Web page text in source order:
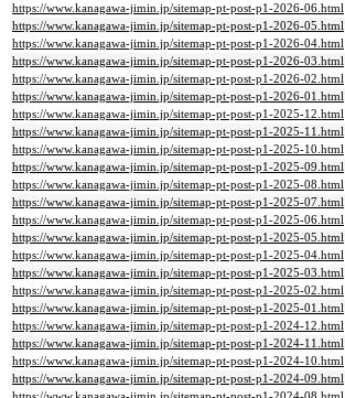
https://www.kanagawa-jimin.jp/sitemap-pt-post-p1-2026-06.html
https://www.kanagawa-jimin.jp/sitemap-pt-post-p1-2026-05.html
https://www.kanagawa-jimin.jp/sitemap-pt-post-p1-2026-04.html
https://www.kanagawa-jimin.jp/sitemap-pt-post-p1-2026-03.html
https://www.kanagawa-jimin.jp/sitemap-pt-post-p1-2026-02.html
https://www.kanagawa-jimin.jp/sitemap-pt-post-p1-2026-01.html
https://www.kanagawa-jimin.jp/sitemap-pt-post-p1-2025-12.html
https://www.kanagawa-jimin.jp/sitemap-pt-post-p1-2025-11.html
https://www.kanagawa-jimin.jp/sitemap-pt-post-p1-2025-10.html
https://www.kanagawa-jimin.jp/sitemap-pt-post-p1-2025-09.html
https://www.kanagawa-jimin.jp/sitemap-pt-post-p1-2025-08.html
https://www.kanagawa-jimin.jp/sitemap-pt-post-p1-2025-07.html
https://www.kanagawa-jimin.jp/sitemap-pt-post-p1-2025-06.html
https://www.kanagawa-jimin.jp/sitemap-pt-post-p1-2025-05.html
https://www.kanagawa-jimin.jp/sitemap-pt-post-p1-2025-04.html
https://www.kanagawa-jimin.jp/sitemap-pt-post-p1-2025-03.html
https://www.kanagawa-jimin.jp/sitemap-pt-post-p1-2025-02.html
https://www.kanagawa-jimin.jp/sitemap-pt-post-p1-2025-01.html
https://www.kanagawa-jimin.jp/sitemap-pt-post-p1-2024-12.html
https://www.kanagawa-jimin.jp/sitemap-pt-post-p1-2024-11.html
https://www.kanagawa-jimin.jp/sitemap-pt-post-p1-2024-10.html
https://www.kanagawa-jimin.jp/sitemap-pt-post-p1-2024-09.html